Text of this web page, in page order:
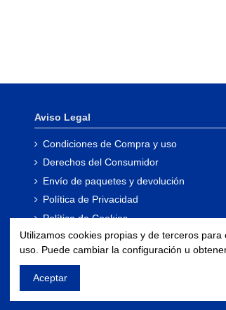
Aviso Legal
Condiciones de Compra y uso
Derechos del Consumidor
Envío de paquetes y devolución
Política de Privacidad
Política de Cookies
Portal de Transparencia
Declaración de Accesibilidad
Mapa del sitio
Utilizamos cookies propias y de terceros
uso. Puede cambiar la configuración u
Aceptar